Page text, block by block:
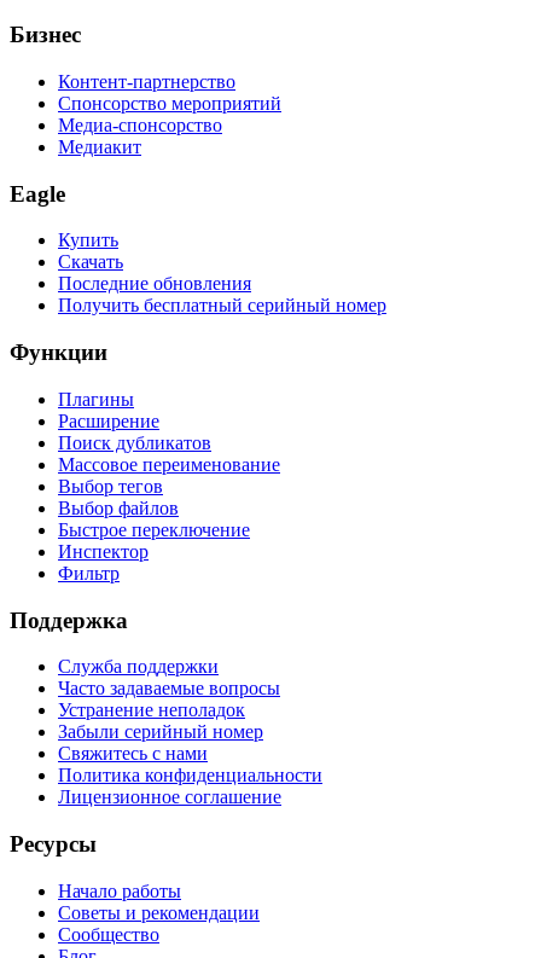
Бизнес
Контент-партнерство
Спонсорство мероприятий
Медиа-спонсорство
Медиакит
Eagle
Купить
Скачать
Последние обновления
Получить бесплатный серийный номер
Функции
Плагины
Расширение
Поиск дубликатов
Массовое переименование
Выбор тегов
Выбор файлов
Быстрое переключение
Инспектор
Фильтр
Поддержка
Служба поддержки
Часто задаваемые вопросы
Устранение неполадок
Забыли серийный номер
Свяжитесь с нами
Политика конфиденциальности
Лицензионное соглашение
Ресурсы
Начало работы
Советы и рекомендации
Сообщество